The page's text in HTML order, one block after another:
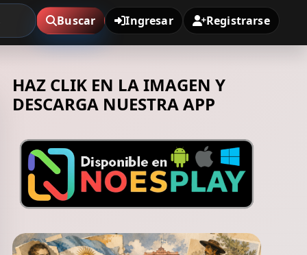
Buscar Ingresar Registrarse
HAZ CLIK EN LA IMAGEN Y
DESCARGA NUESTRA APP